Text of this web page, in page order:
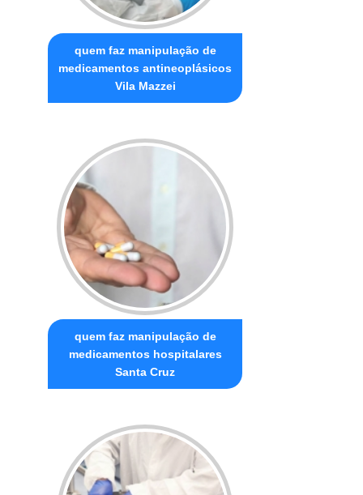
quem faz manipulação de
medicamentos antineoplásicos
Vila Mazzei
quem faz manipulação de
medicamentos hospitalares
Santa Cruz